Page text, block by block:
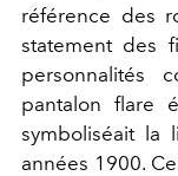
référence des
statement des
personnalités
pantalon flare
symboliséait
années 1900.